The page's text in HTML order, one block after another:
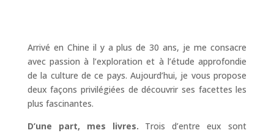
Arrivé en Chine il y a plus de 30 ans, je me consacre
avec passion à l’exploration et à l’étude approfondie
de la culture de ce pays. Aujourd’hui, je vous propose
deux façons privilégiées de découvrir ses facettes les
plus fascinantes.
D’une part, mes livres. Trois d’entre eux sont